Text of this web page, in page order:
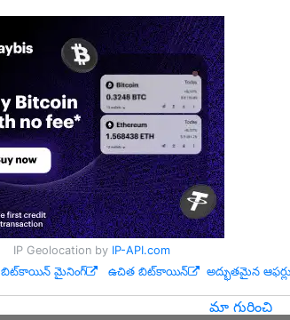
IP Geolocation by IP-API.com
బిట్‌కాయిన్ మైనింగ్ ఉచిత బిట్‌కాయిన్ అద్భుతమైన ఆఫర్లు
మా గురించి